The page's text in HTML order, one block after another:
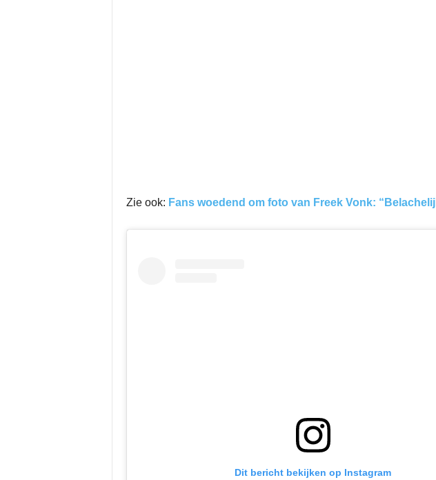
Zie ook: Fans woedend om foto van Freek Vonk:
Dit bericht bekijken op Instagram